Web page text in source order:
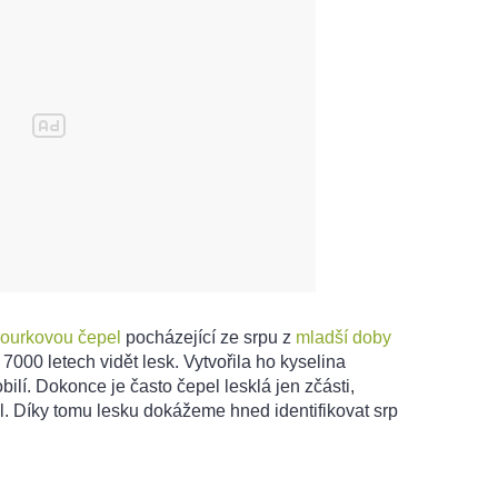
čepel pocházející ze srpu z mladší doby
letech vidět lesk. Vytvořila ho kyselina
Dokonce je často čepel lesklá jen zčásti,
Díky tomu lesku dokážeme hned identifikovat srp